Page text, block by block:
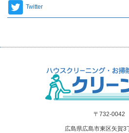
Twitter
〒732-0042
広島県広島市東区矢賀3